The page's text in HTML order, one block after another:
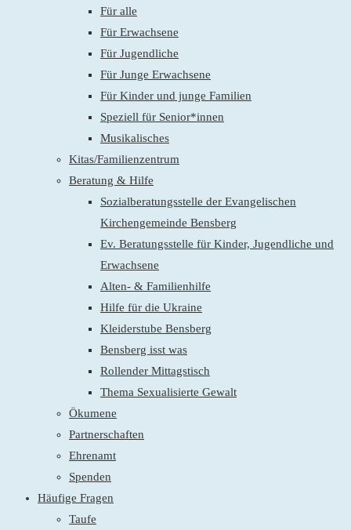
Für alle
Für Erwachsene
Für Jugendliche
Für Junge Erwachsene
Für Kinder und junge Familien
Speziell für Senior*innen
Musikalisches
Kitas/Familienzentrum
Beratung & Hilfe
Sozialberatungsstelle der Evangelischen
Kirchengemeinde Bensberg
Ev. Beratungsstelle für Kinder, Jugendliche und
Erwachsene
Alten- & Familienhilfe
Hilfe für die Ukraine
Kleiderstube Bensberg
Bensberg isst was
Rollender Mittagstisch
Thema Sexualisierte Gewalt
Ökumene
Partnerschaften
Ehrenamt
Spenden
Häufige Fragen
Taufe